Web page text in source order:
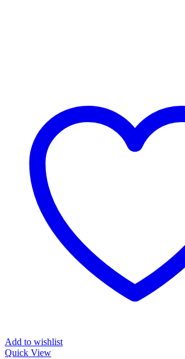
Add to wishlist
Quick View